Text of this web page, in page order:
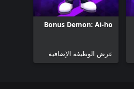
Bonus Demon: Ai-ho
عرض الوظيفة الإضافية